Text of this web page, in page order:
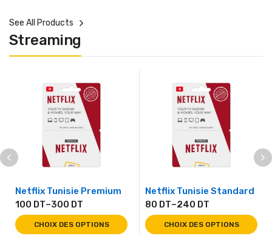
Streaming
See All Products
Netflix Tunisie Premium
100 DT–300 DT
CHOIX DES OPTIONS
Netflix Tunisie Standard
80 DT–240 DT
CHOIX DES OPTIONS